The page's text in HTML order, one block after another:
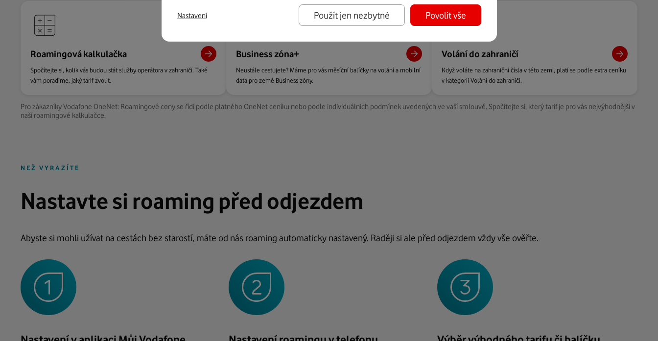
Roamingová kalkulačka
Spočítejte si, kolik vás budou stát služby operátora v zahraničí. Také
vám poradíme, jaký tarif zvolit.
Business zóna+
Neustále cestujete? Máme pro vás měsíční balíčky na volání a mobilní
data pro země Business zóny.
Volání do zahraničí
Když voláte na zahraniční čísla v této zemi, platí se podle extra ceníku
v kategorii Volání do zahraničí.
Pro zákazníky Vodafone OneNet: Roamingové ceny se řídí podle platného OneNet ceníku nebo podle individuálních podmínek uvedených ve vaší smlouvě. Spočítejte si, který tarif je pro vás nejvýhodnější v
naší roamingové kalkulačce.
NEŽ VYRAZÍTE
Nastavte si roaming před odjezdem
Abyste si mohli užívat na cestách bez starostí, máte od nás roaming automaticky nastavený. Raději si ale před odjezdem vždy vše ověřte.
Použít jen nezbytné Povolit vše
Nastavení